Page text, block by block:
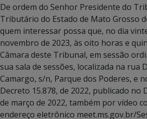
De ordem do Senhor Presidente do
Tributário do Estado de Mato Grosso
quem interessar possa que, no dia
novembro de 2023, às oito horas e
Câmara deste Tribunal, em sessão
sua sala de sessões, localizada na rua
Camargo, s/n, Parque dos Poderes, e
Decreto 15.878, de 2022, publicado no
de março de 2022, também por vídeo
endereço eletrônico meet.ms.gov.br/